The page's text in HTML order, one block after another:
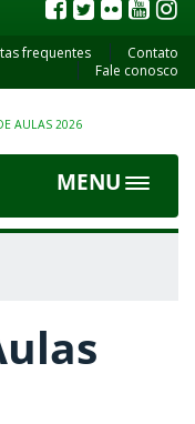
frequentes
Contato
Fale conosco
AULAS 2026
MENU
Toggle